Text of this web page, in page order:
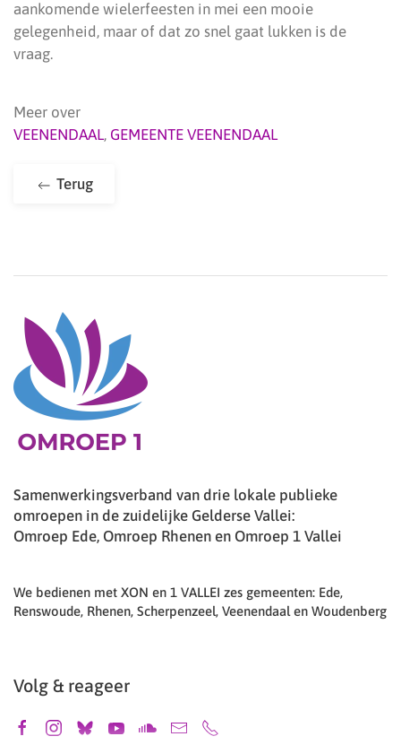
aankomende wielerfeesten in mei een mooie
gelegenheid, maar of dat zo snel gaat lukken is de
vraag.
Meer over
VEENENDAAL, GEMEENTE VEENENDAAL
Terug
Samenwerkingsverband van drie lokale publieke
omroepen in de zuidelijke Gelderse Vallei:
Omroep Ede, Omroep Rhenen en Omroep 1 Vallei
We bedienen met XON en 1 VALLEI zes gemeenten: Ede,
Renswoude, Rhenen, Scherpenzeel, Veenendaal en Woudenberg
Volg & reageer